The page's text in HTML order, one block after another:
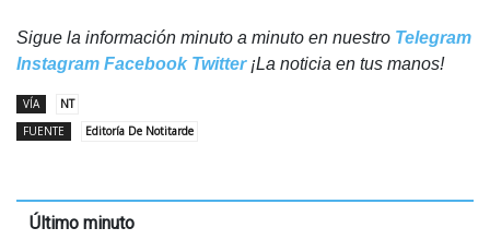
Sigue la información minuto a minuto en nuestro Telegram
Instagram Facebook Twitter¡La noticia en tus manos!
VÍA
NT
FUENTE
Editoría De Notitarde
Último minuto